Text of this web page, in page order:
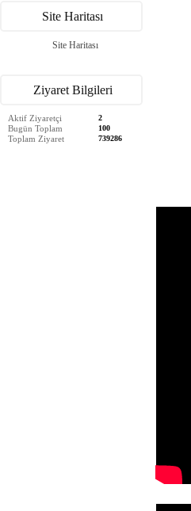
Site Haritası
Site Haritası
Ziyaret Bilgileri
Aktif Ziyaretçi 2
Bugün Toplam 100
Toplam Ziyaret 739286